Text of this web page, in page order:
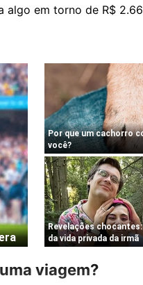
algo em torno de R$
viagem?